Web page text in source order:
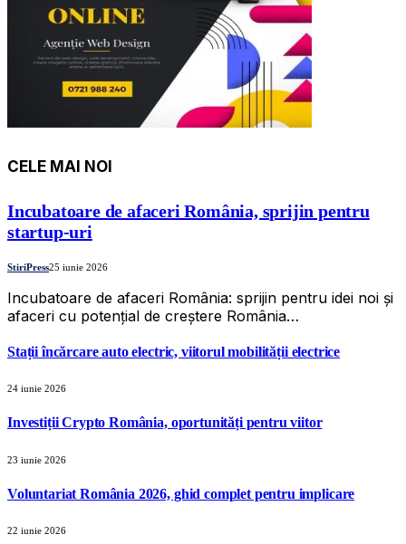
CELE MAI NOI
Incubatoare de afaceri România, sprijin pentru
startup-uri
StiriPress25 iunie 2026
Incubatoare de afaceri România: sprijin pentru idei noi și
afaceri cu potențial de creștere România…
Stații încărcare auto electric, viitorul mobilității electrice
24 iunie 2026
Investiții Crypto România, oportunități pentru viitor
23 iunie 2026
Voluntariat România 2026, ghid complet pentru implicare
22 iunie 2026